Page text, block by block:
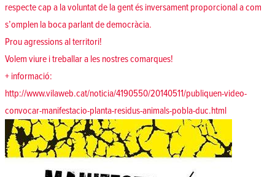
respecte cap a la voluntat de la gent és inversament proporcional a com
s’omplen la boca parlant de democràcia.
Prou agressions al territori!
Volem viure i treballar a les nostres comarques!
+ informació:
http://www.vilaweb.cat/noticia/4190550/20140511/publiquen-video-
convocar-manifestacio-planta-residus-animals-pobla-duc.html